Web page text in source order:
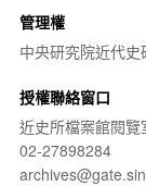
管理權
中央研究院近代史
授權聯絡窗口
近史所檔案館閱覽
02-27898284